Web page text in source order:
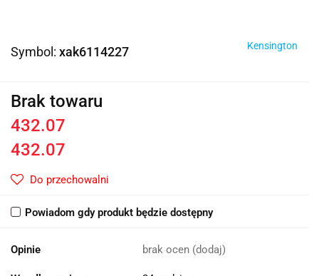
Symbol: xak6114227 Kensington
Brak towaru
432.07
432.07
Do przechowalni
Powiadom gdy produkt będzie dostępny
Opinie brak ocen (dodaj)